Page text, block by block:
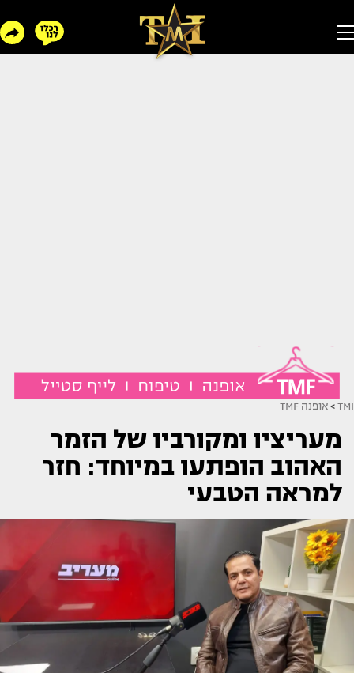
TMI
> אופנה TMF
מעריציו ומקורביו של הזמר
האהוב הופתעו במיוחד: חזר
למראה הטבעי